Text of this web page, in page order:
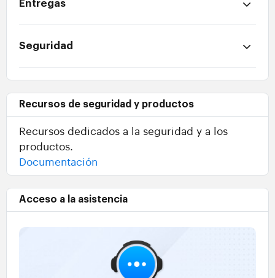
Entregas
Seguridad
Recursos de seguridad y productos
Recursos dedicados a la seguridad y a los
productos.
Documentación
Acceso a la asistencia